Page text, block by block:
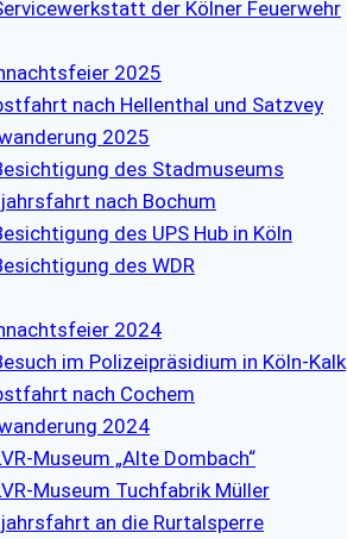
der Kölner Feuerwehr
2025
nach Hellenthal und Satzvey
2025
des Stadmuseums
nach Bochum
des UPS Hub in Köln
des WDR
2024
im Polizeipräsidium in Köln-Kalk
nach Cochem
2024
Museum „Alte Dombach“
Museum Tuchfabrik Müller
an die Rurtalsperre